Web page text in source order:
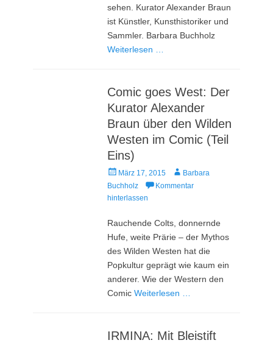
sehen. Kurator Alexander Braun
ist Künstler, Kunsthistoriker und
Sammler. Barbara Buchholz
Weiterlesen …
Comic goes West: Der
Kurator Alexander
Braun über den Wilden
Westen im Comic (Teil
Eins)
Veröffentlicht
am
März 17, 2015 AutorBarbara
Buchholz
Kommentar
hinterlassen
Rauchende Colts, donnernde
Hufe, weite Prärie – der Mythos
des Wilden Westen hat die
Popkultur geprägt wie kaum ein
anderer. Wie der Western den
ComicWeiterlesen …
IRMINA: Mit Bleistift